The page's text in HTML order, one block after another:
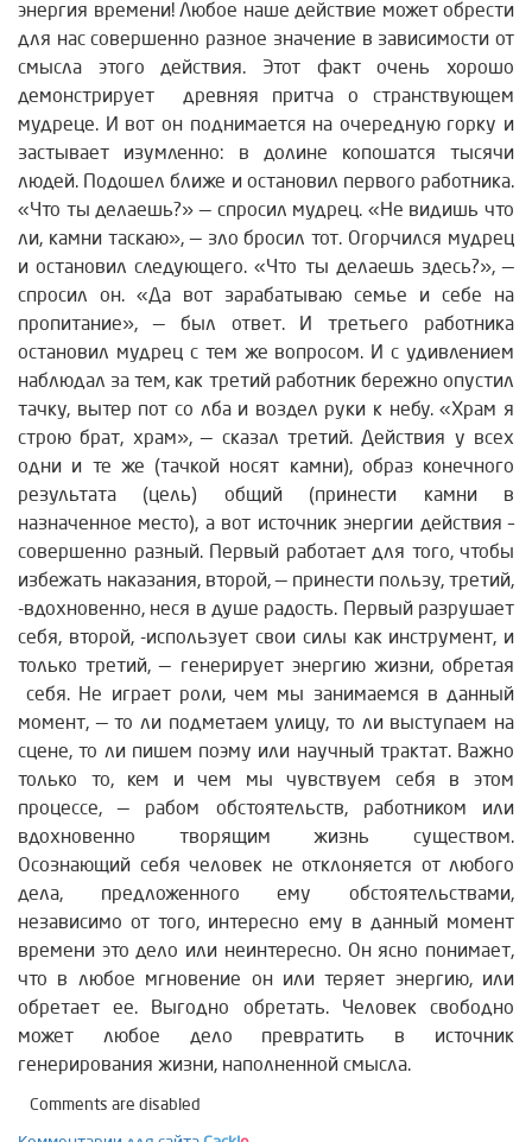
энергия времени! Любое наше действие может обрести
для нас совершенно разное значение в зависимости от
смысла этого действия. Этот факт очень хорошо
демонстрирует древняя притча о странствующем
мудреце. И вот он поднимается на очередную горку и
застывает изумленно: в долине копошатся тысячи
людей. Подошел ближе и остановил первого работника.
«Что ты делаешь?» — спросил мудрец. «Не видишь что
ли, камни таскаю», — зло бросил тот. Огорчился мудрец
и остановил следующего. «Что ты делаешь здесь?», —
спросил он. «Да вот зарабатываю семье и себе на
пропитание», — был ответ. И третьего работника
остановил мудрец с тем же вопросом. И с удивлением
наблюдал за тем, как третий работник бережно опустил
тачку, вытер пот со лба и воздел руки к небу. «Храм я
строю брат, храм», — сказал третий. Действия у всех
одни и те же (тачкой носят камни), образ конечного
результата (цель) общий (принести камни в
назначенное место), а вот источник энергии действия –
совершенно разный. Первый работает для того, чтобы
избежать наказания, второй, — принести пользу, третий,
-вдохновенно, неся в душе радость. Первый разрушает
себя, второй, -использует свои силы как инструмент, и
только третий, — генерирует энергию жизни, обретая
себя. Не играет роли, чем мы занимаемся в данный
момент, — то ли подметаем улицу, то ли выступаем на
сцене, то ли пишем поэму или научный трактат. Важно
только то, кем и чем мы чувствуем себя в этом
процессе, — рабом обстоятельств, работником или
вдохновенно творящим жизнь существом.
Осознающий себя человек не отклоняется от любого
дела, предложенного ему обстоятельствами,
независимо от того, интересно ему в данный момент
времени это дело или неинтересно. Он ясно понимает,
что в любое мгновение он или теряет энергию, или
обретает ее. Выгодно обретать. Человек свободно
может любое дело превратить в источник
генерирования жизни, наполненной смысла.
Comments are disabled